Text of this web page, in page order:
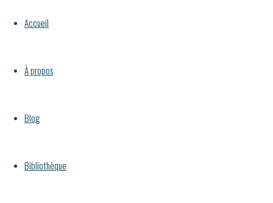
Accueil
À propos
Blog
Bibliothèque
Accueil
Lectures inspirantes
Les dernières étapes